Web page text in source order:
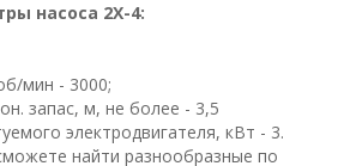
насоса 2Х-4:
мин - 3000;
запас, м, не более - 3,5
электродвигателя, кВт - 3.
найти разнообразные по